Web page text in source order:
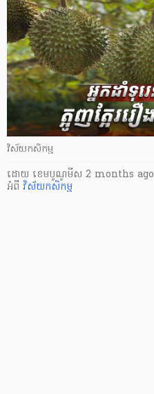
វិស័យ​កសិកម្ម
ដោយ ​ ខេមបូណូមីស 2 months ago
អំពី វិស័យ​កសិកម្ម